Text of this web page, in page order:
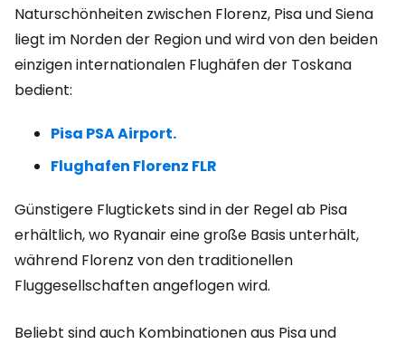
Naturschönheiten zwischen Florenz, Pisa und Siena
liegt im Norden der Region und wird von den beiden
einzigen internationalen Flughäfen der Toskana
bedient:
Pisa PSA Airport.
Flughafen Florenz FLR
Günstigere Flugtickets sind in der Regel ab Pisa
erhältlich, wo Ryanair eine große Basis unterhält,
während Florenz von den traditionellen
Fluggesellschaften angeflogen wird.
Beliebt sind auch Kombinationen aus Pisa und